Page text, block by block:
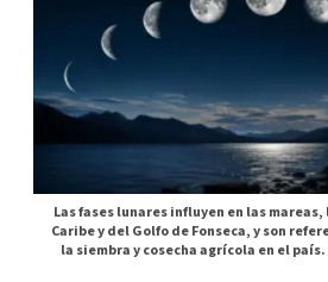
Las fases lunares influyen en las
Caribe y del Golfo de Fonseca, y son
la siembra y cosecha agrícola en el país.